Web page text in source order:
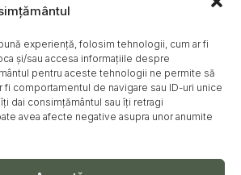
experiență, folosim tehnologii, cum ar fi
și/sau accesa informațiile despre
pentru aceste tehnologii ne permite să
fi comportamentul de navigare sau ID-uri unice
dai consimțământul sau îți retragi
avea afecte negative asupra unor anumite
135, sat Văleni-Stânișoara, com.